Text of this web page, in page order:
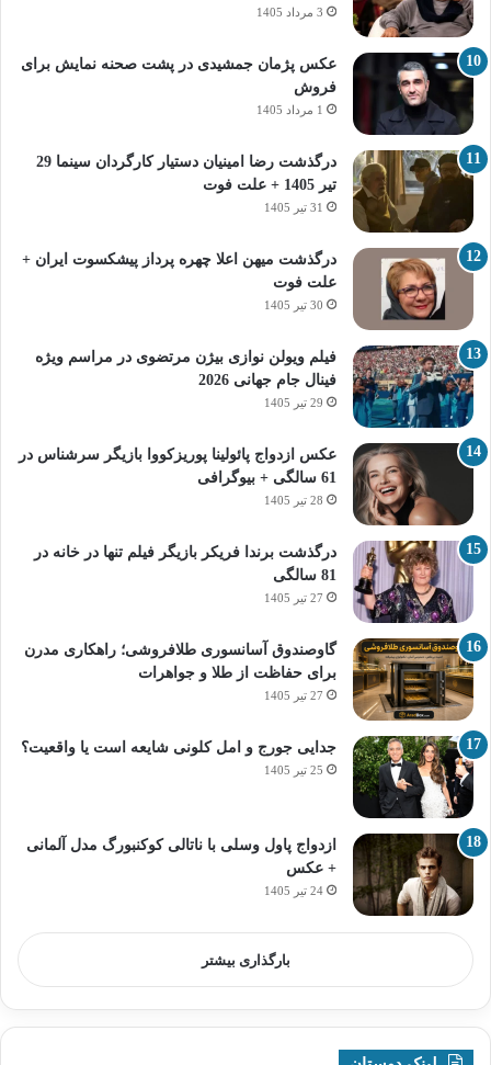
3 مرداد 1405
عکس پژمان جمشیدی در پشت صحنه نمایش برای
فروش
1 مرداد 1405
درگذشت رضا امینیان دستیار کارگردان سینما 29
تیر 1405 + علت فوت
31 تیر 1405
درگذشت میهن اعلا چهره پرداز پیشکسوت ایران +
علت فوت
30 تیر 1405
فیلم ویولن نوازی بیژن مرتضوی در مراسم ویژه
فینال جام جهانی 2026
29 تیر 1405
عکس ازدواج پائولینا پوریزکووا بازیگر سرشناس در
61 سالگی + بیوگرافی
28 تیر 1405
درگذشت برندا فریکر بازیگر فیلم تنها در خانه در
81 سالگی
27 تیر 1405
گاوصندوق آسانسوری طلافروشی؛ راهکاری مدرن
برای حفاظت از طلا و جواهرات
27 تیر 1405
جدایی جورج و امل کلونی شایعه است یا واقعیت؟
25 تیر 1405
ازدواج پاول وسلی با ناتالی کوکنبورگ مدل آلمانی
+ عکس
24 تیر 1405
بارگذاری بیشتر